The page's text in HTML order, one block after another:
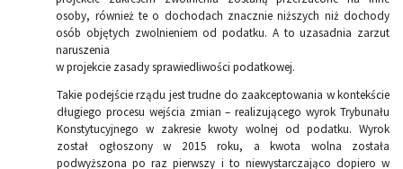
osoby, również te o dochodach znacznie niższych niż dochody
osób objętych zwolnieniem od podatku. A to uzasadnia zarzut
naruszenia
w projekcie zasady sprawiedliwości podatkowej.
Takie podejście rządu jest trudne do zaakceptowania w kontekście
długiego procesu wejścia zmian – realizującego wyrok Trybunału
Konstytucyjnego w zakresie kwoty wolnej od podatku. Wyrok
został ogłoszony w 2015 roku, a kwota wolna została
podwyższona po raz pierwszy i to niewystarczająco dopiero w